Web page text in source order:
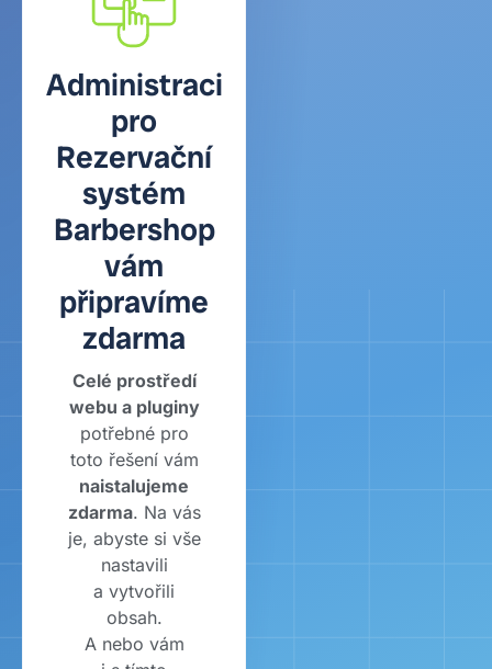
Administraci
pro
Rezervační
systém
Barbershop
vám
připravíme
zdarma
Celé prostředí
webu a pluginy
potřebné pro
toto řešení vám
naistalujeme
zdarma. Na vás
je, abyste si vše
nastavili
a vytvořili
obsah.
A nebo vám